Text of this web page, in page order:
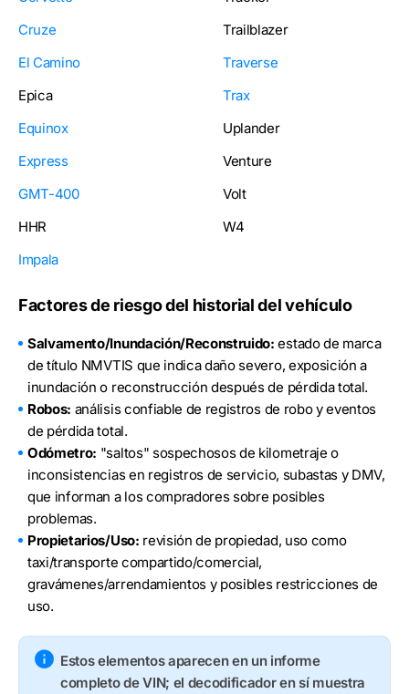
Cruze
El Camino
Epica
Equinox
Express
GMT-400
HHR
Impala
Trailblazer
Traverse
Trax
Uplander
Venture
Volt
W4
Factores de riesgo del historial del vehículo
Salvamento/Inundación/Reconstruido: estado de marca
de título NMVTIS que indica daño severo, exposición a
inundación o reconstrucción después de pérdida total.
Robos: análisis confiable de registros de robo y eventos
de pérdida total.
Odómetro: "saltos" sospechosos de kilometraje o
inconsistencias en registros de servicio, subastas y DMV,
que informan a los compradores sobre posibles
problemas.
Propietarios/Uso: revisión de propiedad, uso como
taxi/transporte compartido/comercial,
gravámenes/arrendamientos y posibles restricciones de
uso.
Estos elementos aparecen en un informe
completo de VIN; el decodificador en sí muestra